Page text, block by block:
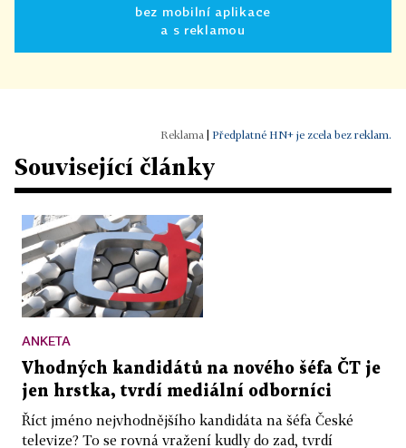
bez mobilní aplikace
a s reklamou
Předplatné HN+ je zcela bez reklam.
Související články
ANKETA
Vhodných kandidátů na nového šéfa ČT je
jen hrstka, tvrdí mediální odborníci
Říct jméno nejvhodnějšího kandidáta na šéfa České
televize? To se rovná vražení kudly do zad, tvrdí